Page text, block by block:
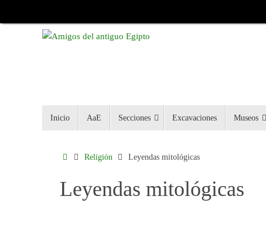
Inicio AaE Secciones Excavaciones Museos
Religión Leyendas mitológicas
Leyendas mitológicas